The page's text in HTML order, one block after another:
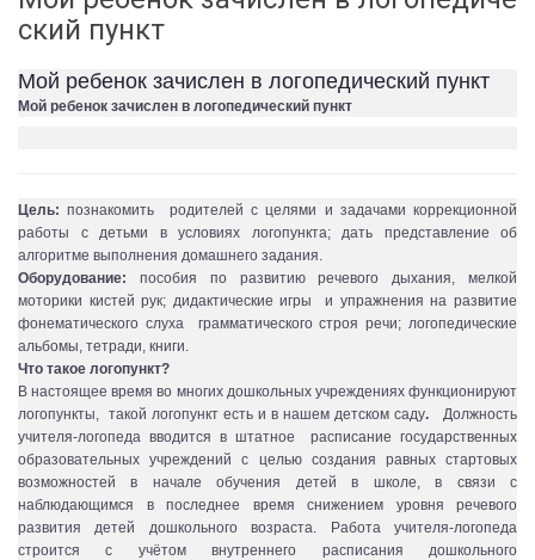
ский пункт
Мой ребенок зачислен в логопедический пункт
Мой ребенок зачислен в логопедический пункт
Цель: познакомить родителей с целями и задачами коррекционной
работы с детьми в условиях логопункта; дать представление об
алгоритме выполнения домашнего задания.
Оборудование: пособия по развитию речевого дыхания, мелкой
моторики кистей рук; дидактические игры и упражнения на развитие
фонематического слуха грамматического строя речи; логопедические
альбомы, тетради, книги.
Что такое логопункт?
В настоящее время во многих дошкольных учреждениях функционируют
логопункты, такой логопункт есть и в нашем детском саду. Должность
учителя-логопеда вводится в штатное расписание государственных
образовательных учреждений с целью создания равных стартовых
возможностей в начале обучения детей в школе, в связи с
наблюдающимся в последнее время снижением уровня речевого
развития детей дошкольного возраста. Работа учителя-логопеда
строится с учётом внутреннего расписания дошкольного